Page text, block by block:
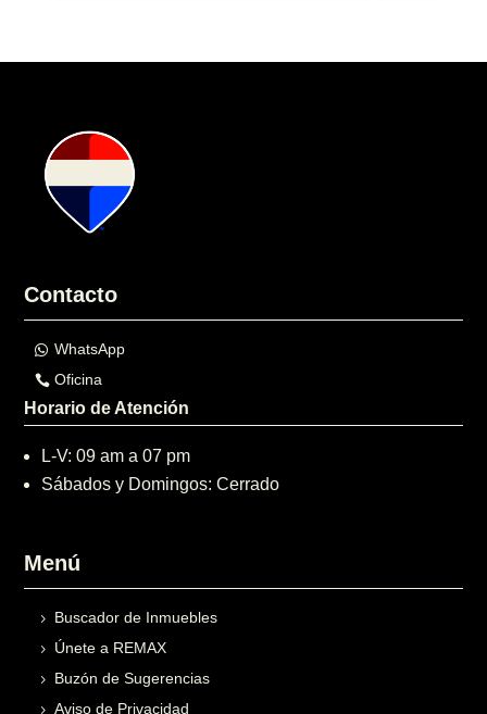
Contacto
WhatsApp
Oficina
Horario de Atención
L-V: 09 am a 07 pm
Sábados y Domingos: Cerrado
Menú
Buscador de Inmuebles
Únete a REMAX
Buzón de Sugerencias
Aviso de Privacidad